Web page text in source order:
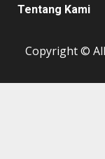
Tentang Kami
Copyright ©